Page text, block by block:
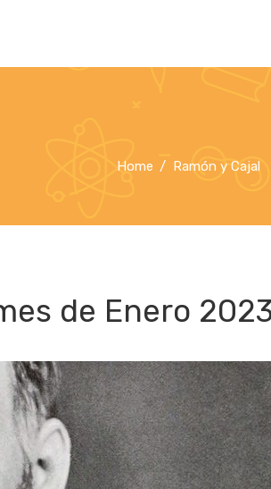
Home Ramón y Cajal
de Enero